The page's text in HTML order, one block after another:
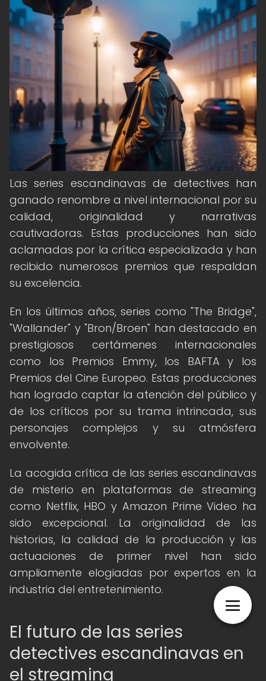
Las series escandinavas de detectives han
ganado renombre a nivel internacional por su
calidad, originalidad y narrativas
cautivadoras. Estas producciones han sido
aclamadas por la crítica especializada y han
recibido numerosos premios que respaldan
su excelencia.
En los últimos años, series como "The Bridge",
"Wallander" y "Bron/Broen" han destacado en
prestigiosos certámenes internacionales
como los Premios Emmy, los BAFTA y los
Premios del Cine Europeo. Estas producciones
han logrado captar la atención del público y
de los críticos por su trama intrincada, sus
personajes complejos y su atmósfera
envolvente.
La acogida crítica de las series escandinavas
de misterio en plataformas de streaming
como Netflix, HBO y Amazon Prime Video ha
sido excepcional. La originalidad de las
historias, la calidad de la producción y las
actuaciones de primer nivel han sido
ampliamente elogiadas por expertos en la
industria del entretenimiento.
El futuro de las series
detectives escandinavas en
el streaming